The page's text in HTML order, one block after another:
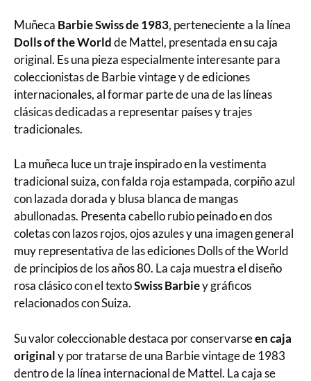
Muñeca Barbie Swiss de 1983, perteneciente a la línea
Dolls of the Worldde Mattel, presentada en su caja
original. Es una pieza especialmente interesante para
coleccionistas de Barbie vintage y de ediciones
internacionales, al formar parte de una de las líneas
clásicas dedicadas a representar países y trajes
tradicionales.
La muñeca luce un traje inspirado en la vestimenta
tradicional suiza, con falda roja estampada, corpiño azul
con lazada dorada y blusa blanca de mangas
abullonadas. Presenta cabello rubio peinado en dos
coletas con lazos rojos, ojos azules y una imagen general
muy representativa de las ediciones Dolls of the World
de principios de los años 80. La caja muestra el diseño
rosa clásico con el textoSwiss Barbiey gráficos
relacionados con Suiza.
Su valor coleccionable destaca por conservarseen caja
originaly por tratarse de una Barbie vintage de 1983
dentro de la línea internacional de Mattel. La caja se